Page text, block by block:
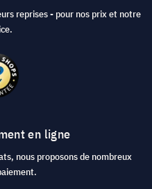
reprises - pour nos prix et notre
en ligne
nous proposons de nombreux